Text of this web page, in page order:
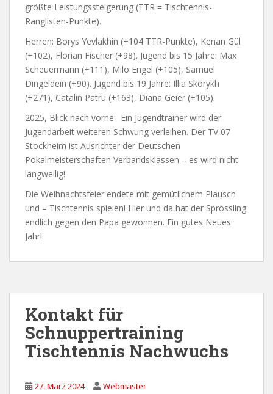
größte Leistungssteigerung (TTR = Tischtennis-
Ranglisten-Punkte).
Herren: Borys Yevlakhin (+104 TTR-Punkte), Kenan Gül
(+102), Florian Fischer (+98). Jugend bis 15 Jahre: Max
Scheuermann (+111), Milo Engel (+105), Samuel
Dingeldein (+90). Jugend bis 19 Jahre: Illia Skorykh
(+271), Catalin Patru (+163), Diana Geier (+105).
2025, Blick nach vorne: Ein Jugendtrainer wird der
Jugendarbeit weiteren Schwung verleihen. Der TV 07
Stockheim ist Ausrichter der Deutschen
Pokalmeisterschaften Verbandsklassen – es wird nicht
langweilig!
Die Weihnachtsfeier endete mit gemütlichem Plausch
und – Tischtennis spielen! Hier und da hat der Sprössling
endlich gegen den Papa gewonnen. Ein gutes Neues
Jahr!
Kontakt für
Schnuppertraining
Tischtennis Nachwuchs
27. März 2024 Webmaster